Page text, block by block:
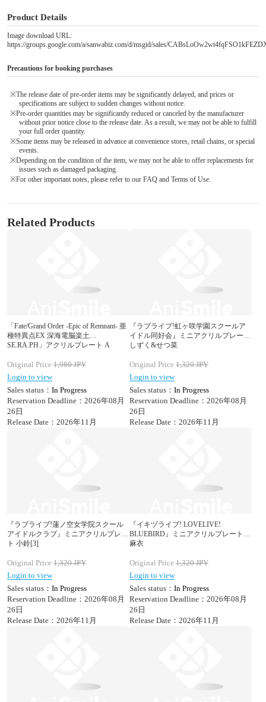
Product Details
Image download URL:
https://groups.google.com/a/sanwabiz.com/d/msgid/sales/
Precautions for booking purchases
※The release date of pre-order items may be significantly delayed, and prices or
specifications are subject to sudden changes without notice.
※Pre-order quantities may be significantly reduced or canceled by the manufacturer
without prior notice close to the release date. As a result, we may not be able to fulfill
your full order quantity.
※Some items may be released in advance at convenience stores, retail chains, or special
events.
※Depending on the condition of the item, we may not be able to offer replacements for
issues such as damaged packaging.
※For other important notes, please refer to our FAQ and Terms of Use.
Related Products
「Fate/Grand Order -Epic of Remnant- 亜
種特異点EX 深海電脳楽土
SE.RA.PH」アクリルプレート A
Original Price 1,980JPY
Login to view
Sales status： In Progress
Reservation Deadline：2026年08月
26日
Release Date：2026年11月
『ラブライブ!虹ヶ咲学園スクールア
イドル同好会』ミニアクリルプレート
しずく&せつ菜
Original Price 1,320JPY
Login to view
Sales status： In Progress
Reservation Deadline：2026年08月
26日
Release Date：2026年11月
『ラブライブ!蓮ノ空女学院スクール
アイドルクラブ』ミニアクリルプレー
ト 小鈴[3]
Original Price 1,320JPY
Login to view
Sales status： In Progress
Reservation Deadline：2026年08月
26日
Release Date：2026年11月
『イキヅライブ! LOVELIVE!
BLUEBIRD』ミニアクリルプレート
麻衣
Original Price 1,320JPY
Login to view
Sales status： In Progress
Reservation Deadline：2026年08月
26日
Release Date：2026年11月